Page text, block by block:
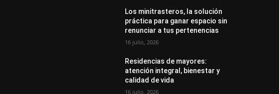
Los minitrasteros, la solución
práctica para ganar espacio sin
renunciar a tus pertenencias
16 julio, 2026
Residencias de mayores:
atención integral, bienestar y
calidad de vida
16 julio, 2026